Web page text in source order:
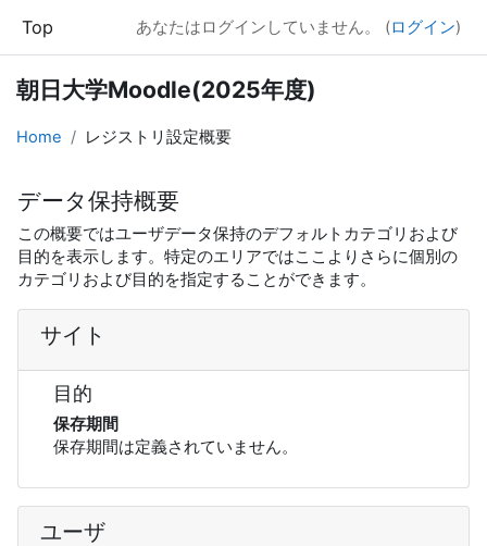
Top あなたはログインしていません。 (ログイン)
朝日大学Moodle(2025年度)
Home レジストリ設定概要
データ保持概要
この概要ではユーザデータ保持のデフォルトカテゴリおよび
目的を表示します。特定のエリアではここよりさらに個別の
カテゴリおよび目的を指定することができます。
サイト
目的
保存期間
保存期間は定義されていません。
ユーザ